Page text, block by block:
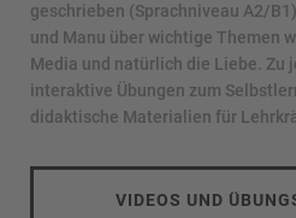
geschrieben (Sprachniveau A2/
und Manu über wichtige Themen
Media und natürlich die Liebe. Zu
interaktive Übungen zum
didaktische Materialien für
VIDEOS UND